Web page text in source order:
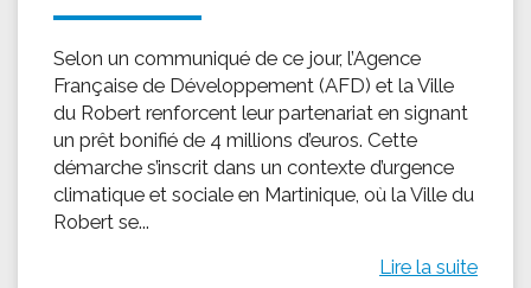
Selon un communiqué de ce jour, l’Agence
Française de Développement (AFD) et la Ville
du Robert renforcent leur partenariat en signant
un prêt bonifié de 4 millions d’euros. Cette
démarche s’inscrit dans un contexte d’urgence
climatique et sociale en Martinique, où la Ville du
Robert se...
Lire la suite